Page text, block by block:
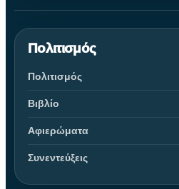
Πολιτισμός
Πολιτισμός
Βιβλίο
Αφιερώματα
Συνεντεύξεις